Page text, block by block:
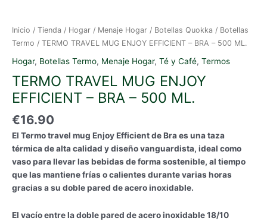
Inicio / Tienda / Hogar / Menaje Hogar / Botellas Quokka / Botellas
Termo / TERMO TRAVEL MUG ENJOY EFFICIENT – BRA – 500 ML.
Hogar, Botellas Termo, Menaje Hogar, Té y Café, Termos
TERMO TRAVEL MUG ENJOY
EFFICIENT – BRA – 500 ML.
€16.90
El Termo travel mug Enjoy Efficient de Bra es una taza
térmica de alta calidad y diseño vanguardista, ideal como
vaso para llevar las bebidas de forma sostenible, al tiempo
que las mantiene frías o calientes durante varias horas
gracias a su doble pared de acero inoxidable.
El vacío entre la doble pared de acero inoxidable 18/10